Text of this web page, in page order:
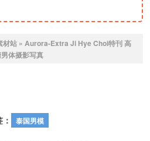
材站» Aurora-Extra Ji Hye Choi特刊 高
体摄影写真
泰国男模